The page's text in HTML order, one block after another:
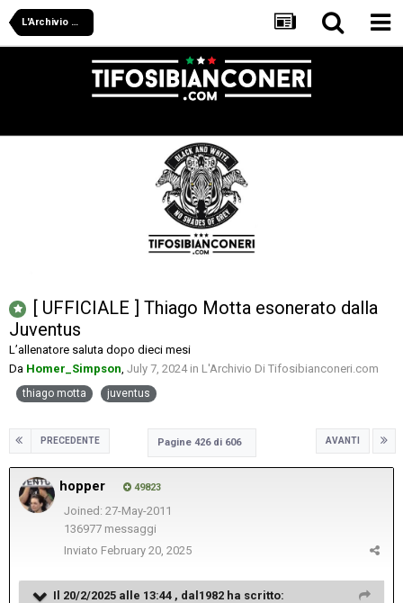
L'Archivio Di Tifosibianconeri.com
[ UFFICIALE ] Thiago Motta esonerato dalla
Juventus
L’allenatore saluta dopo dieci mesi
Da Homer_Simpson, July 7, 2024in L'Archivio Di Tifosibianconeri.com
thiago motta juventus
PRECEDENTE AVANTI
Pagine 426 di 606
hopper 49823
Joined: 27-May-2011
136977 messaggi
Inviato February 20, 2025
Il 20/2/2025 alle 13:44 , dal1982 ha scritto: